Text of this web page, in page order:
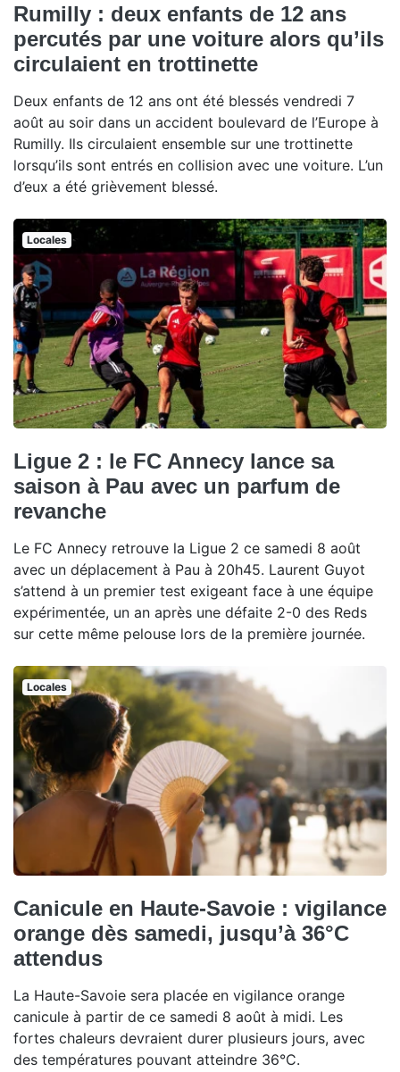
Rumilly : deux enfants de 12 ans
percutés par une voiture alors qu’ils
circulaient en trottinette
Deux enfants de 12 ans ont été blessés vendredi 7
août au soir dans un accident boulevard de l’Europe à
Rumilly. Ils circulaient ensemble sur une trottinette
lorsqu’ils sont entrés en collision avec une voiture. L’un
d’eux a été grièvement blessé.
Locales
Ligue 2 : le FC Annecy lance sa
saison à Pau avec un parfum de
revanche
Le FC Annecy retrouve la Ligue 2 ce samedi 8 août
avec un déplacement à Pau à 20h45. Laurent Guyot
s’attend à un premier test exigeant face à une équipe
expérimentée, un an après une défaite 2-0 des Reds
sur cette même pelouse lors de la première journée.
Locales
Canicule en Haute-Savoie : vigilance
orange dès samedi, jusqu’à 36°C
attendus
La Haute-Savoie sera placée en vigilance orange
canicule à partir de ce samedi 8 août à midi. Les
fortes chaleurs devraient durer plusieurs jours, avec
des températures pouvant atteindre 36°C.